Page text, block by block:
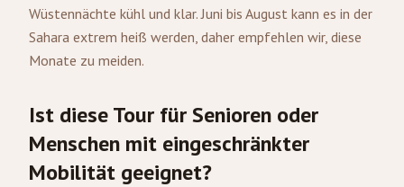
Wüstennächte kühl und klar. Juni bis August kann es in der
Sahara extrem heiß werden, daher empfehlen wir, diese
Monate zu meiden.
Ist diese Tour für Senioren oder
Menschen mit eingeschränkter
Mobilität geeignet?